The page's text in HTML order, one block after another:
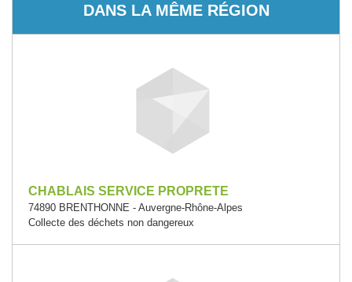
DANS LA MÊME RÉGION
CHABLAIS SERVICE PROPRETE
74890 BRENTHONNE - Auvergne-Rhône-Alpes
Collecte des déchets non dangereux